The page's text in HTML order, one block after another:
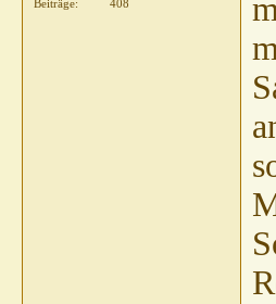
07.01.2002,
07.01.2002,
Beiträge
408